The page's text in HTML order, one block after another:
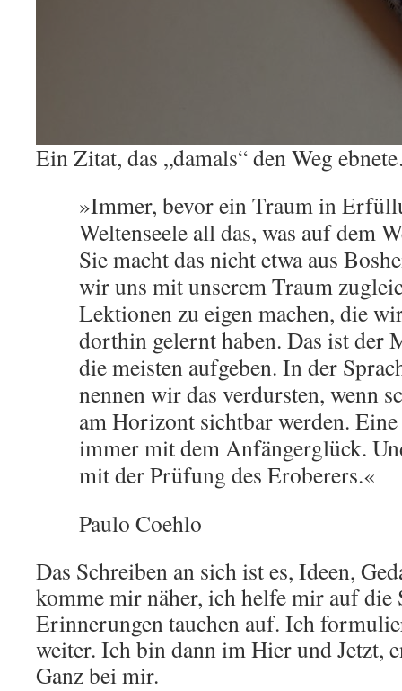
Ein Zitat, das „damals“ den Weg
»Immer, bevor ein Traum in
Weltenseele all das, was auf dem
Sie macht das nicht etwa aus
wir uns mit unserem Traum
Lektionen zu eigen machen, die
dorthin gelernt haben. Das ist der
die meisten aufgeben. In der
nennen wir das verdursten, wenn
am Horizont sichtbar werden.
immer mit dem Anfängerglück.
mit der Prüfung des Eroberers.«
Paulo Coehlo
Das Schreiben an sich ist es, Ideen,
komme mir näher, ich helfe mir auf die
Erinnerungen tauchen auf. Ich
weiter. Ich bin dann im Hier und Jetzt,
Ganz bei mir.